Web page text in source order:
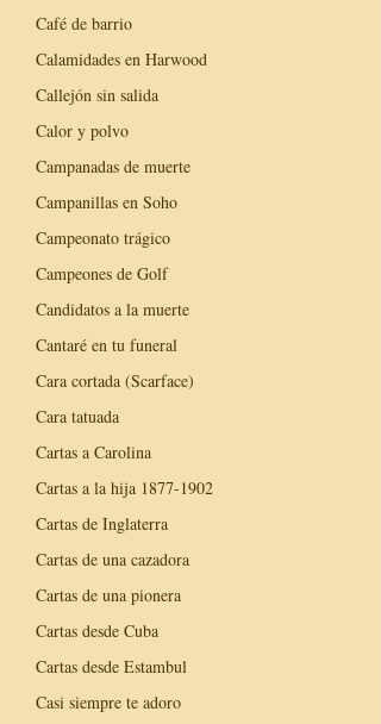
Café de barrio
Calamidades en Harwood
Callejón sin salida
Calor y polvo
Campanadas de muerte
Campanillas en Soho
Campeonato trágico
Campeones de Golf
Candidatos a la muerte
Cantaré en tu funeral
Cara cortada (Scarface)
Cara tatuada
Cartas a Carolina
Cartas a la hija 1877-1902
Cartas de Inglaterra
Cartas de una cazadora
Cartas de una pionera
Cartas desde Cuba
Cartas desde Estambul
Casi siempre te adoro